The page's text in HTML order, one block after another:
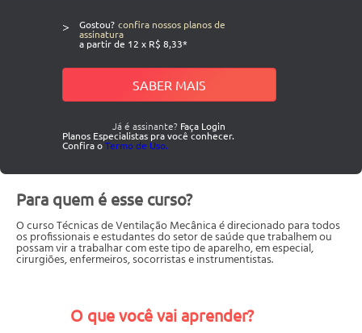
> Gostou? confira nossos planos de
assinatura
a partir de 12 x R$ 8,33*
SABER MAIS
Já é assinante? Faça Login
Planos Especialistas pra você conhecer.
Confira oTermo de Uso.
Para quem é esse curso?
O curso Técnicas de Ventilação Mecânica é direcionado para todos
os profissionais e estudantes do setor de saúde que trabalhem ou
possam vir a trabalhar com este tipo de aparelho, em especial,
cirurgiões, enfermeiros, socorristas e instrumentistas.
O que você vai aprender?